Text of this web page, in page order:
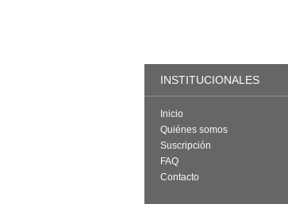
INSTITUCIONALES
Inicio
Quiénes somos
Suscripción
FAQ
Contacto